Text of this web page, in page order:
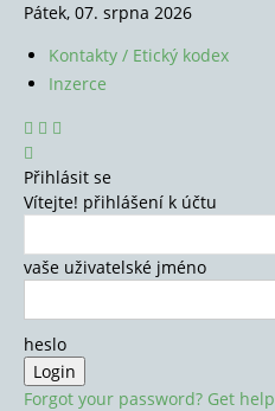
Pátek, 07. srpna 2026
Kontakty / Etický kodex
Inzerce
Přihlásit se
Vítejte! přihlášení k účtu
vaše uživatelské jméno
heslo
Forgot your password? Get help